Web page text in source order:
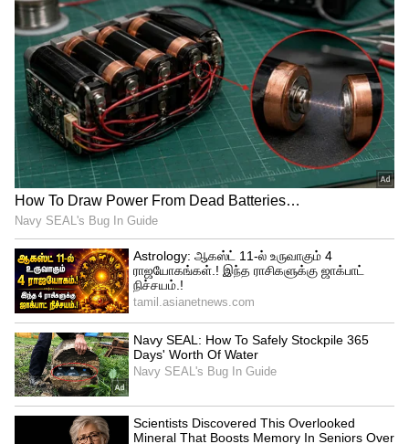
Image Credit :Generated By Google Gemini AI
இந்தியாவில் அண்டர்கிரவுண்ட்
கேபிளிங் சாத்தியம் இல்லையா?
இந்தியாவிலும் அண்டர்கிரவுண்ட் கேபிளிங்
சாத்தியம்தான். பல நகரங்களில் இந்த
மாற்றம் நடந்து வருகிறது. ஆனால்,
அமெரிக்காவைப் போல கிராமங்கள் வரை
இதைச் செய்வது சவாலானது. ஏற்கெனவே
இருக்கும் குறுகிய தெருக்கள், அதிக மக்கள்
தொகை, தண்ணீர் மற்றும் கழிவுநீர்க்
குழாய்களால், புதியதாகத் தோண்டி கேபிள்